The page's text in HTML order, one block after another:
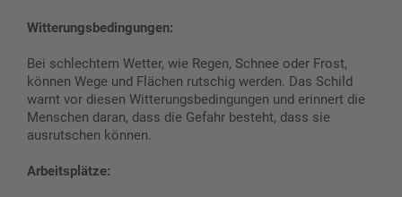
Witterungsbedingungen:
Bei schlechtem Wetter, wie Regen, Schnee oder Frost,
können Wege und Flächen rutschig werden. Das Schild
warnt vor diesen Witterungsbedingungen und erinnert die
Menschen daran, dass die Gefahr besteht, dass sie
ausrutschen können.
Arbeitsplätze: